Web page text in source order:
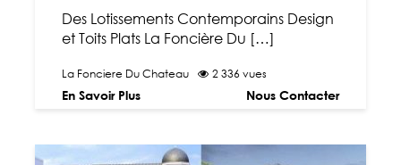
Des Lotissements Contemporains Design
et Toits Plats La Foncière Du […]
La Fonciere Du Chateau 2 336 vues
En Savoir Plus Nous Contacter